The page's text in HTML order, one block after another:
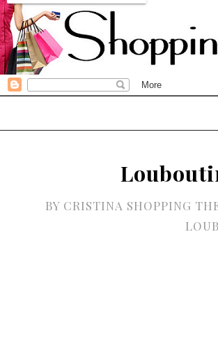
BY CRISTINA SHOPPING